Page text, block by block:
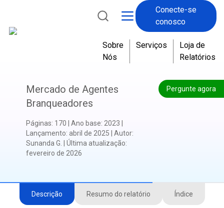
Conecte-se
conosco
Sobre
Nós
Serviços
Loja de
Relatórios
Pergunte agora
Mercado de Agentes
Branqueadores
Páginas: 170 Ano base: 2023
Lançamento: abril de 2025 Autor:
Sunanda G.
Última atualização:
fevereiro de 2026
Descrição Resumo do relatório Índice